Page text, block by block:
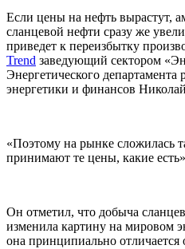
Если цены на нефть вырастут,
сланцевой нефти сразу же
приведет к переизбытку
Trend заведующий сектором
Энергетического департамента
энергетики и финансов
«Поэтому на рынке сложилась
принимают те цены, какие
Он отметил, что добыча
изменила картину на мировом
она принципиально